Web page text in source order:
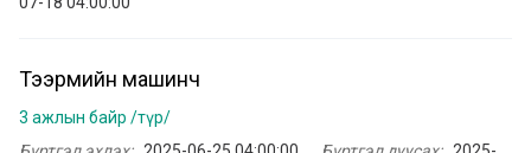
Тээрмийн машинч
3 ажлын байр /түр/